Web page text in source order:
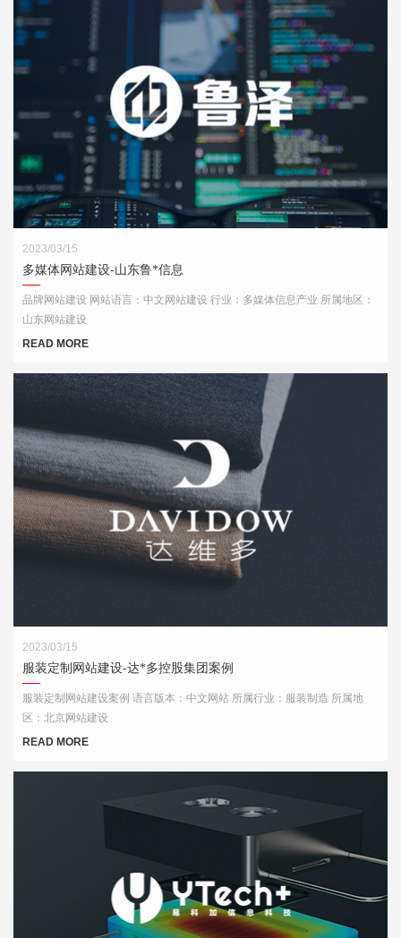
2023/03/15
多媒体网站建设-山东鲁*信息
品牌网站建设 网站语言：中文网站建设 行业：多媒体信息产业 所属地区：
山东网站建设
READ MORE
2023/03/15
服装定制网站建设-达*多控股集团案例
服装定制网站建设案例 语言版本：中文网站 所属行业：服装制造 所属地
区：北京网站建设
READ MORE